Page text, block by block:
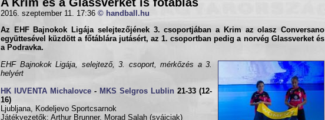
2016. szeptember 11. 17:36 © handball.hu
Az EHF Bajnokok Ligájaselejtezőjének 3. csoportjában a Krim az olasz Conversano
együttesével küzdött a főtáblára jutásért, az 1. csoportban pedig a norvég Glassverket és
a Podravka.
EHF Bajnokok Ligája, selejtező, 3. csoport, mérkőzés a 3.
helyért
HK IUVENTA Michalovce - MKS Selgros Lublin 21-33 (12-
16)
Ljubljana, Kodeljevo Sportcsarnok
Játékvezetők: Arthur Brunner, Morad Salah (svájciak)